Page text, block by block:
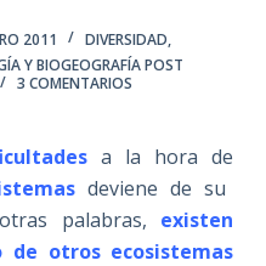
2011
DIVERSIDAD,
Y BIOGEOGRAFÍA POST
3 COMENTARIOS
a la hora de
deviene de su
palabras, existen
de otros ecosistemas